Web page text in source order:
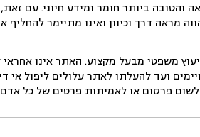
ביותר חומר ומידע חיוני. עם
מראה דרך וכיוון ואינו מתיימר להחליף
משפטי מבעל מקצוע. האתר אינו אחראי
ועד להעלתו לאתר עלולים ליפול אי
פרסום או לאמיתות פרטים של כל